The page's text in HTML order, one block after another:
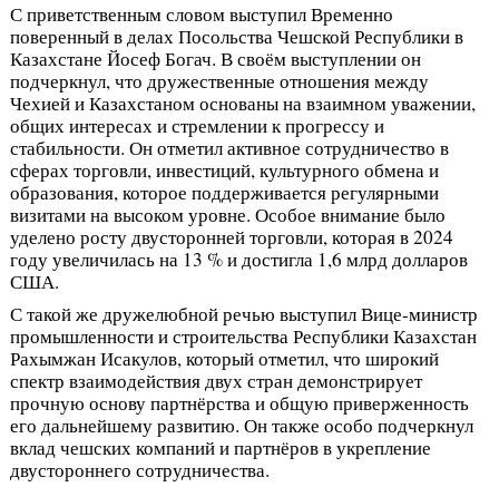
С приветственным словом выступил Временно
поверенный в делах Посольства Чешской Республики в
Казахстане Йосеф Богач. В своём выступлении он
подчеркнул, что дружественные отношения между
Чехией и Казахстаном основаны на взаимном уважении,
общих интересах и стремлении к прогрессу и
стабильности. Он отметил активное сотрудничество в
сферах торговли, инвестиций, культурного обмена и
образования, которое поддерживается регулярными
визитами на высоком уровне. Особое внимание было
уделено росту двусторонней торговли, которая в 2024
году увеличилась на 13 % и достигла 1,6 млрд долларов
США.
С такой же дружелюбной речью выступил Вице-министр
промышленности и строительства Республики Казахстан
Рахымжан Исакулов, который отметил, что широкий
спектр взаимодействия двух стран демонстрирует
прочную основу партнёрства и общую приверженность
его дальнейшему развитию. Он также особо подчеркнул
вклад чешских компаний и партнёров в укрепление
двустороннего сотрудничества.